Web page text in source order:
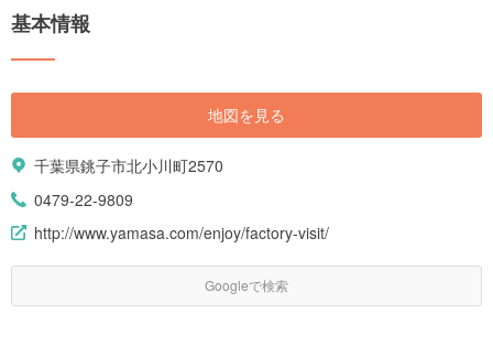
基本情報
地図を見る
千葉県銚子市北小川町2570
0479-22-9809
http://www.yamasa.com/enjoy/factory-visit/
Googleで検索